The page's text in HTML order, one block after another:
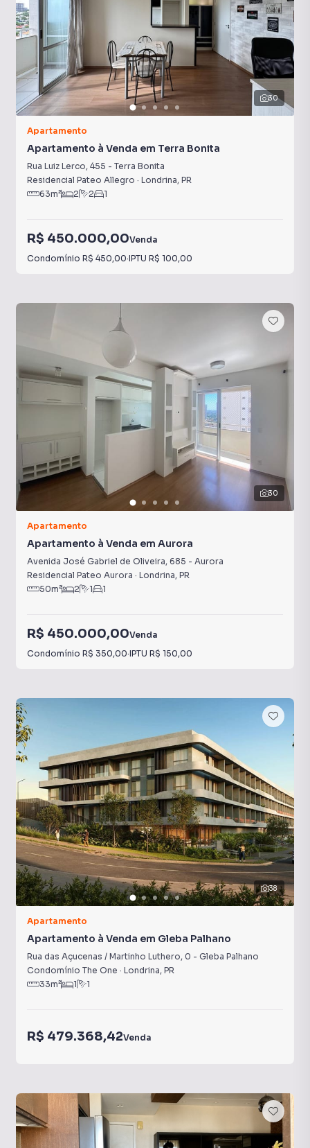
30
Apartamento
Apartamento à Venda em Terra Bonita
Rua Luiz Lerco, 455 - Terra Bonita
Residencial Pateo Allegro · Londrina, PR
63m² 2 2 1
R$ 450.000,00Venda
Condomínio R$ 450,00·IPTU R$ 100,00
30
Apartamento
Apartamento à Venda em Aurora
Avenida José Gabriel de Oliveira, 685 - Aurora
Residencial Pateo Aurora · Londrina, PR
50m² 2 1 1
R$ 450.000,00Venda
Condomínio R$ 350,00·IPTU R$ 150,00
38
Apartamento
Apartamento à Venda em Gleba Palhano
Rua das Açucenas / Martinho Luthero, 0 - Gleba Palhano
Condomínio The One · Londrina, PR
33m² 1 1
R$ 479.368,42Venda